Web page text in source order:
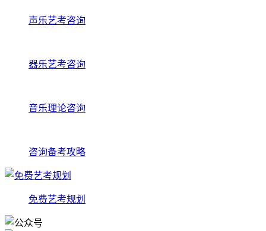
声乐艺考咨询
器乐艺考咨询
音乐理论咨询
咨询备考攻略
免费艺考规划